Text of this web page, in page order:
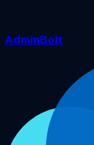
AdminBolt